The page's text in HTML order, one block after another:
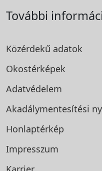
További
Közérdekű adatok
Okostérképek
Adatvédelem
Akadálymentesítési
Honlaptérkép
Impresszum